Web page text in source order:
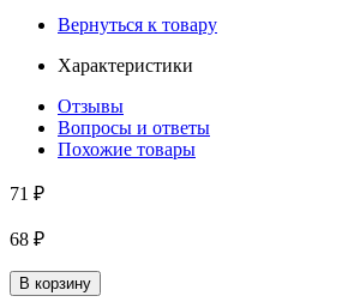
Вернуться к товару
Характеристики
Отзывы
Вопросы и ответы
Похожие товары
71 ₽
68 ₽
В корзину